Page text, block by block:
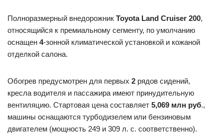
Полноразмерный внедорожник Toyota Land Cruiser 200,
относящийся к премиальному сегменту, по умолчанию
оснащен 4-зонной климатической установкой и кожаной
отделкой салона.
Обогрев предусмотрен для первых 2 рядов сидений,
кресла водителя и пассажира имеют принудительную
вентиляцию. Стартовая цена составляет 5,069 млн руб.,
машины оснащаются турбодизелем или бензиновым
двигателем (мощность 249 и 309 л. с. соответственно).